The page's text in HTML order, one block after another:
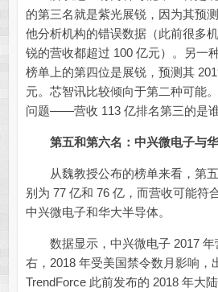
的第三名就是紫光展锐，因为其预
他分析机构的错误数据（此前很多
锐的营收都超过 100 亿元）。另一
榜单上的第四位是展锐，预测其
元。芯智讯比较倾向于第二种可能
问题——营收 113 亿排名第三的是
第五和第六名：中兴微电子与
从魏教授公布的榜单来看，第五
别为 77 亿和 76 亿，而营收可能符
中兴微电子和华大半导体。
数据显示，中兴微电子 2017 年
右，2018 年受美国禁令数月影响，
TrendForce 此前发布的 2018 年大